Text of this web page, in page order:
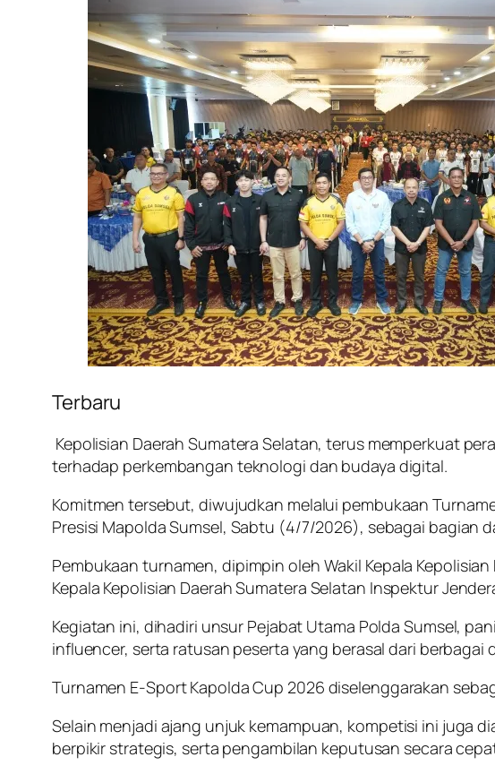
Terbaru
Kepolisian Daerah Sumatera Selatan, terus memperkuat
terhadap perkembangan teknologi dan budaya digital.
Komitmen tersebut, diwujudkan melalui pembukaan
Presisi Mapolda Sumsel, Sabtu (4/7/2026), sebagai bagian
Pembukaan turnamen, dipimpin oleh Wakil Kepala Kepolisian
Kepala Kepolisian Daerah Sumatera Selatan Inspektur
Kegiatan ini, dihadiri unsur Pejabat Utama Polda Sumsel,
influencer, serta ratusan peserta yang berasal dari berbagai
Turnamen E-Sport Kapolda Cup 2026 diselenggarakan
Selain menjadi ajang unjuk kemampuan, kompetisi ini juga
berpikir strategis, serta pengambilan keputusan secara